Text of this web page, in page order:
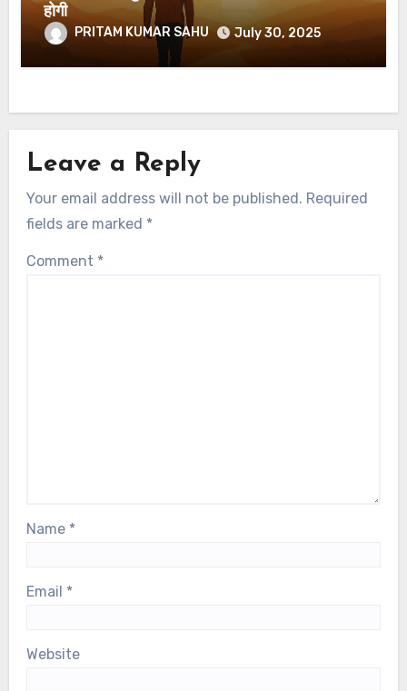
होगी
PRITAM KUMAR SAHU July 30, 2025
Leave a Reply
Your email address will not be published. Required
fields are marked *
Comment *
Name *
Email *
Website